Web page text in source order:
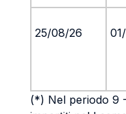
25/08/26
(*) Nel periodo 9